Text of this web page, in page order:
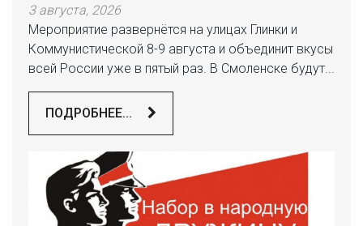
3 августа, 2026
Мероприятие развернётся на улицах Глинки и
Коммунистической 8-9 августа и объединит вкусы
всей России уже в пятый раз. В Смоленске будут...
ПОДРОБНЕЕ...